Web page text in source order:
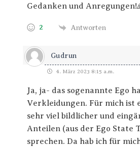
Gedanken und
2 Antworten
Gudrun
4. März 2023 8:15 a.m.
Ja, ja- das sogenannte Ego
Verkleidungen. Für mich ist
sehr viel bildlicher und
Anteilen (aus der Ego State
sprechen. Da hab ich für